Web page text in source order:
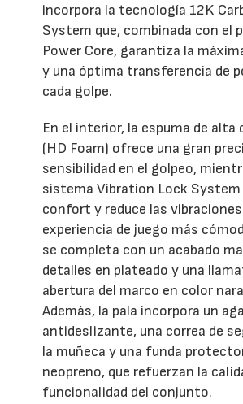
incorpora la tecnología 12K
System que, combinada con el
Power Core, garantiza la
y una óptima transferencia de
cada golpe.
En el interior, la espuma de alta
(HD Foam) ofrece una gran
sensibilidad en el golpeo,
sistema Vibration Lock System
confort y reduce las vibraciones
experiencia de juego más
se completa con un acabado
detalles en plateado y una
abertura del marco en color
Además, la pala incorpora un
antideslizante, una correa de
la muñeca y una funda
neopreno, que refuerzan la
funcionalidad del conjunto.